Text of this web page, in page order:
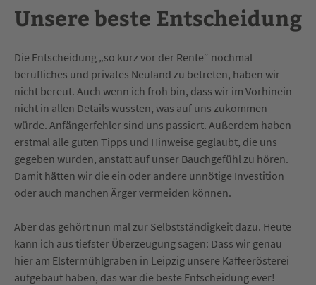
Unsere beste Entscheidung
Die Entscheidung „so kurz vor der Rente“ nochmal
berufliches und privates Neuland zu betreten, haben wir
nicht bereut. Auch wenn ich froh bin, dass wir im Vorhinein
nicht in allen Details wussten, was auf uns zukommen
würde. Anfängerfehler sind uns passiert. Außerdem haben
erstmal alle guten Tipps und Hinweise geglaubt, die uns
gegeben wurden, anstatt auf unser Bauchgefühl zu hören.
Damit hätten wir die ein oder andere unnötige Investition
oder auch manchen Ärger vermeiden können.
Aber das gehört nun mal zur Selbstständigkeit dazu. Heute
kann ich aus tiefster Überzeugung sagen: Dass wir genau
hier am Elstermühlgraben in Leipzig unsere Kaffeerösterei
aufgebaut haben, das war die beste Entscheidung ever!